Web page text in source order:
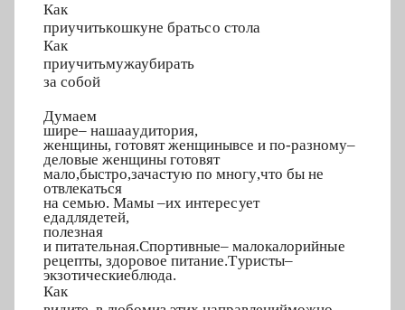
Как
приучитькошкуне братьсо стола
Как
приучитьмужаубирать
за собой
Думаем
шире– нашааудитория,
женщины, готовят женщинывсе и по-разному–
деловые женщины готовят
мало,быстро,зачастую по многу,что бы не
отвлекаться
на семью. Мамы –их интересует
едадлядетей,
полезная
и питательная.Спортивные– малокалорийные
рецепты, здоровое питание.Туристы–
экзотическиеблюда.
Как